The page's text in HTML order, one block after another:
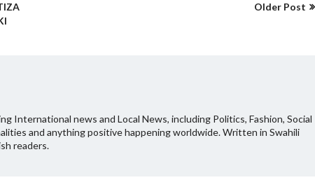
Older Post
International news and Local News, including Politics, Fashion, Social
and anything positive happening worldwide. Written in Swahili
readers.